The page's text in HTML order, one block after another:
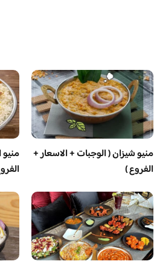
منيو شيزان ( الوجبات + الاسعار +
الفروع )